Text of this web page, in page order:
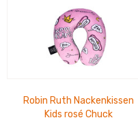
Robin Ruth Nackenkissen
Kids rosé Chuck